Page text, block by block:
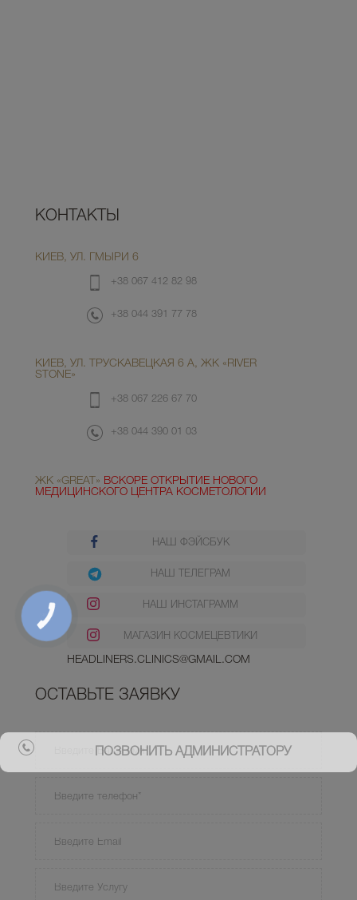
ПОЗВОНИТЬ АДМИНИСТРАТОРУ
КОНТАКТЫ
КИЕВ, УЛ. ГМЫРИ 6
+38 067 412 82 98
+38 044 391 77 78
КИЕВ, УЛ. ТРУСКАВЕЦКАЯ 6 А, ЖК «RIVER
STONE»
+38 067 226 67 70
+38 044 390 01 03
ЖК «GREAT» ВСКОРЕ ОТКРЫТИЕ НОВОГО
МЕДИЦИНСКОГО ЦЕНТРА КОСМЕТОЛОГИИ
НАШ ФЭЙСБУК
НАШ ТЕЛЕГРАМ
НАШ ИНСТАГРАММ
МАГАЗИН КОСМЕЦЕВТИКИ
HEADLINERS.CLINICS@GMAIL.COM
ОСТАВЬТЕ ЗАЯВКУ